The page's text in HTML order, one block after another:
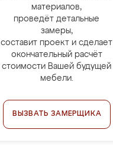
материалов,
проведёт детальные
замеры,
составит проект и сделает
окончательный расчёт
стоимости Вашей будущей
мебели.
ВЫЗВАТЬ ЗАМЕРЩИКА